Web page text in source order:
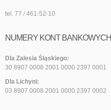
tel. 77 / 461-52-10
NUMERY KONT BANKOWYCH
Dla Zalesia Śląskiego:
30 8907 0008 2001 0000 2397 0001
Dla Lichyni:
03 8907 0008 2001 0000 2397 0002